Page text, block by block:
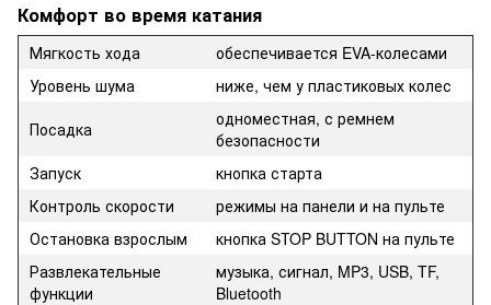
Комфорт во время катания
Мягкость хода
обеспечивается EVA-колесами
Уровень шума
ниже, чем у пластиковых колес
Посадка
одноместная, с ремнем
безопасности
Запуск
кнопка старта
Контроль скорости
режимы на панели и на пульте
Остановка взрослым
кнопка STOP BUTTON на пульте
Развлекательные
функции
музыка, сигнал, MP3, USB, TF,
Bluetooth